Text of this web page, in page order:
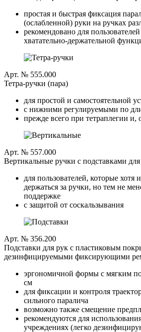
простая и быстрая фиксация
(ослабленной) руки на ручках
рекомендовано для
хватательно-держательной
Арт. № 555.000
Тетра-ручки (пара)
для простой и самостоятельной
с нижними регулируемыми по
прежде всего при тетраплегии и,
Арт. № 557.000
Вертикальные ручки с подставками
для пользователей, которые хотя
держаться за ручки, но тем не
поддержке
с защитой от соскальзывания
Арт. № 356.200
Подставки для рук с пластиковым
дезинфицируемыми фиксирующими
эргономичной формы с мягким
см
для фиксации и контроля
сильного паралича
возможно также смещение
рекомендуются для
учреждениях (легко